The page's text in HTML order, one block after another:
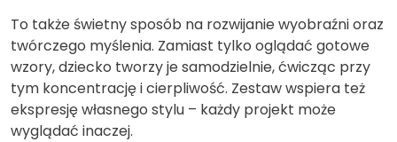
To także świetny sposób na rozwijanie wyobraźni oraz
twórczego myślenia. Zamiast tylko oglądać gotowe
wzory, dziecko tworzy je samodzielnie, ćwicząc przy
tym koncentrację i cierpliwość. Zestaw wspiera też
ekspresję własnego stylu – każdy projekt może
wyglądać inaczej.